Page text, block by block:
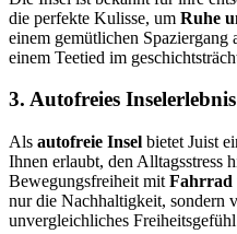
die perfekte Kulisse, um Ruhe
einem gemütlichen Spaziergang
einem Teetied im
3. Autofreies Inselerlebnis
Als autofreie Insel bietet Juist
Ihnen erlaubt, den Alltagsstress
Bewegungsfreiheit mit Fahrrad
nur die Nachhaltigkeit, sondern
unvergleichliches